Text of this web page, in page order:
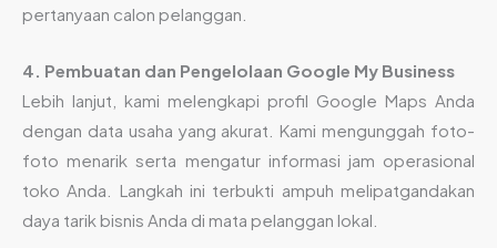
pertanyaan calon pelanggan.
4. Pembuatan dan Pengelolaan Google My Business
Lebih lanjut, kami melengkapi profil Google Maps Anda
dengan data usaha yang akurat. Kami mengunggah foto-
foto menarik serta mengatur informasi jam operasional
toko Anda. Langkah ini terbukti ampuh melipatgandakan
daya tarik bisnis Anda di mata pelanggan lokal.